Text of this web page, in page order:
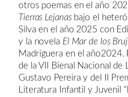
otros poemas en el año
Tierras Lejanasbajo el
Silva en el año 2025 con
y la novela El Mar de los
Madriguera en el año2024.
de la VII Bienal Nacional de
Gustavo Pereira y del II
Literatura Infantil y Juvenil